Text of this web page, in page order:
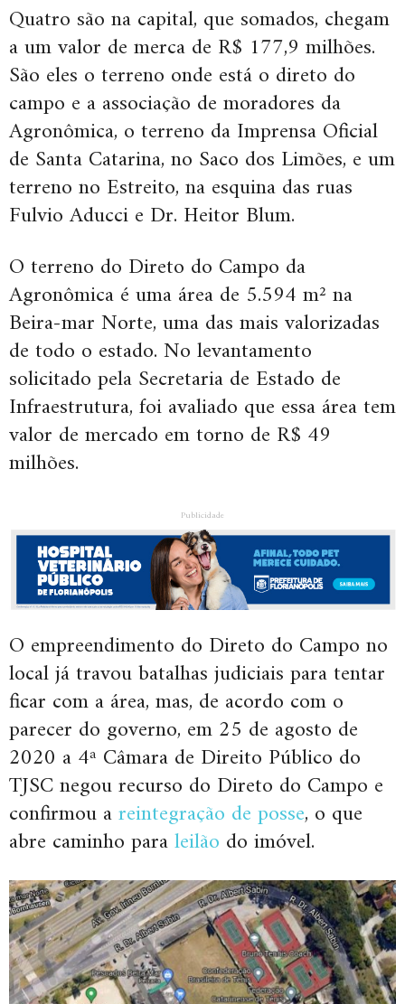
Quatro são na capital, que somados, chegam
a um valor de merca de R$ 177,9 milhões.
São eles o terreno onde está o direto do
campo e a associação de moradores da
Agronômica, o terreno da Imprensa Oficial
de Santa Catarina, no Saco dos Limões, e um
terreno no Estreito, na esquina das ruas
Fulvio Aducci e Dr. Heitor Blum.
O terreno do Direto do Campo da
Agronômica é uma área de 5.594 m² na
Beira-mar Norte, uma das mais valorizadas
de todo o estado. No levantamento
solicitado pela Secretaria de Estado de
Infraestrutura, foi avaliado que essa área tem
valor de mercado em torno de R$ 49
milhões.
Publicidade
O empreendimento do Direto do Campo no
local já travou batalhas judiciais para tentar
ficar com a área, mas, de acordo com o
parecer do governo, em 25 de agosto de
2020 a 4ª Câmara de Direito Público do
TJSC negou recurso do Direto do Campo e
confirmou areintegração de posse, o que
abre caminho paraleilão do imóvel.